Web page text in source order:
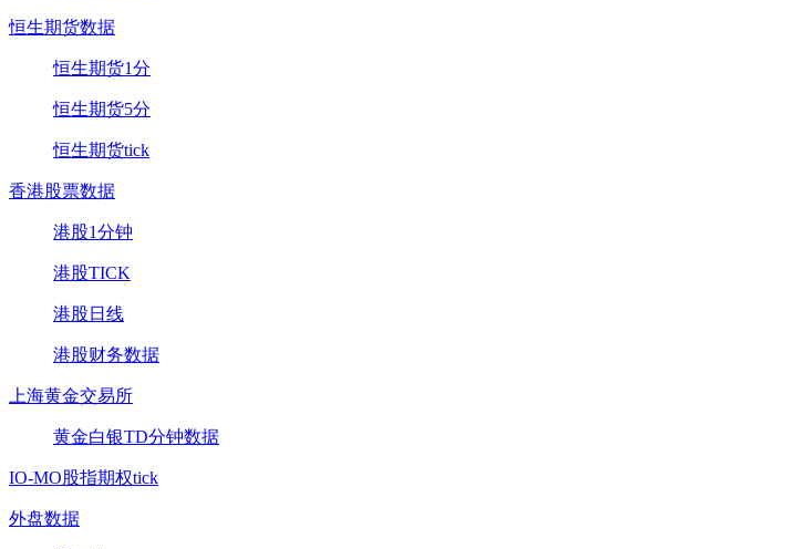
恒生期货数据
恒生期货1分
恒生期货5分
恒生期货tick
香港股票数据
港股1分钟
港股TICK
港股日线
港股财务数据
上海黄金交易所
黄金白银TD分钟数据
IO-MO股指期权tick
外盘数据